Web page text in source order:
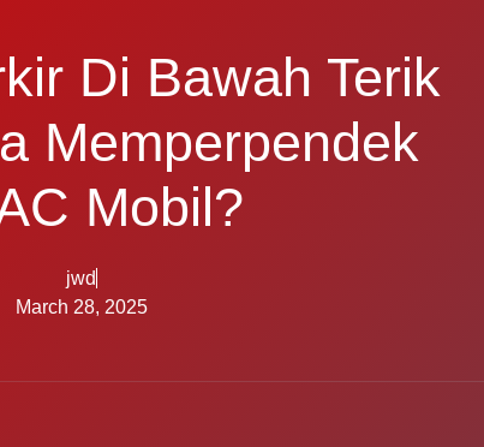
Di Bawah Terik
Memperpendek
Mobil?
jwd
March 28, 2025